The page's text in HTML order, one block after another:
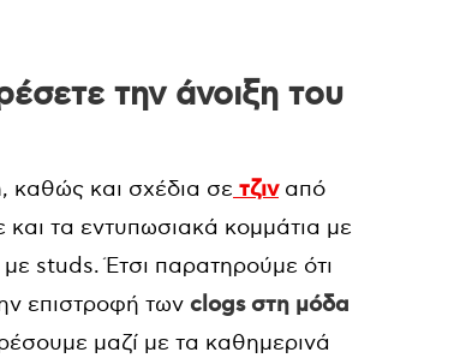
την άνοιξη του
καθώς και σχέδια σε τζιναπό
τα εντυπωσιακά κομμάτια με
studs. Έτσι παρατηρούμε ότι
επιστροφή των clogs στη μόδα
μαζί με τα καθημερινά